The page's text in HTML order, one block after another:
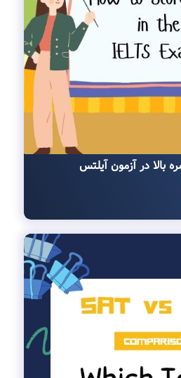
بالا در آزمون آیلتس